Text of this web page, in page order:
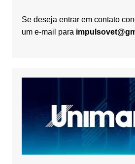
Se deseja entrar em contato
um e-mail para